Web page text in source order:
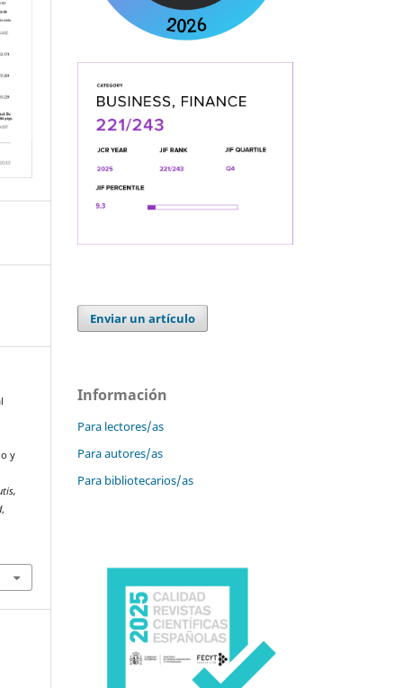
y
,
Enviar un artículo
Información
Para lectores/as
Para autores/as
Para bibliotecarios/as